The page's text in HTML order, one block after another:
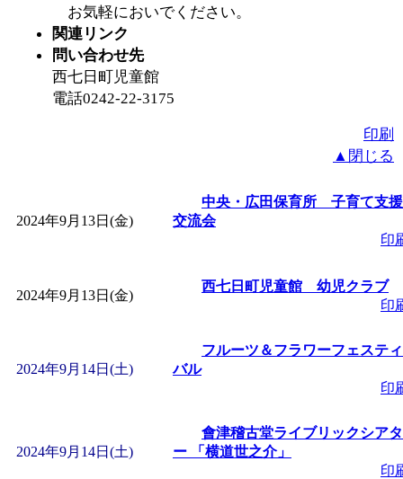
de 健康づくり」
「皆鶴姫のこびる塾
」 受付期間：～
みなづる号乗車体
de 健康づくり」」 受
お気軽においでください。
関連リンク
問い合わせ先
西七日町児童館
電話0242-22-3175
印刷
▲閉じる
2024年9月13日(金)
中央・広田保育所 子育て支援
交流会
印
2024年9月13日(金)
西七日町児童館 幼児クラブ
印
2024年9月14日(土)
フルーツ＆フラワーフェスティ
バル
印
2024年9月14日(土)
會津稽古堂ライブリックシアタ
ー 「横道世之介」
印